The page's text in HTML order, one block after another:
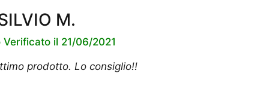
M.
il 21/06/2021
prodotto. Lo consiglio!!